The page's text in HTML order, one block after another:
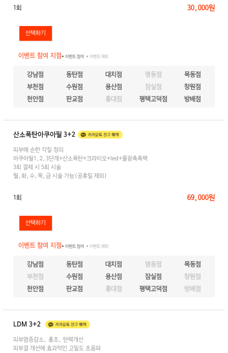
1회 30,000원
이벤트 참여 지점● 이벤트 참여 ● 이벤트 제외
강남점 동탄점 대치점 명동점
목동점
부천점
수원점 용산점 잠실점
창원점
천안점
판교점 홍대점 평택고덕점 방배점
산소폭탄아쿠아필 3+2
피부에 순한 각질 정리
아쿠아필1,2,3단계+산소폭탄+크라이오+led+물광촉촉팩
3회 결제 시 5회 시술
월,화,수,목,금 시술 가능(공휴일 제외)
1회 69,000원
이벤트 참여 지점● 이벤트 참여 ● 이벤트 제외
강남점 동탄점 대치점 명동점
목동점
부천점
수원점 용산점 잠실점
창원점
천안점
판교점 홍대점 평택고덕점 방배점
LDM 3+2
피부염증감소, 홍조, 탄력개선
피부결 개선에 효과적인 고밀도 초음파